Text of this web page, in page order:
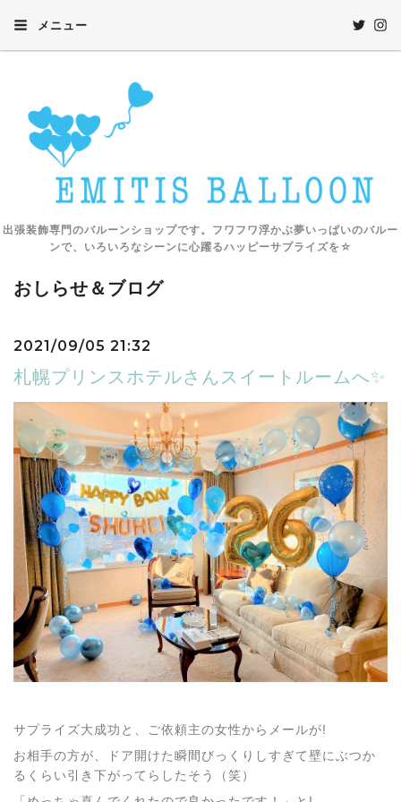
メニュー
出張装飾専門のバルーンショップです。フワフワ浮かぶ夢いっぱいのバルー
ンで、いろいろなシーンに心躍るハッピーサプライズを☆
おしらせ＆ブログ
2021/09/05 21:32
札幌プリンスホテルさんスイートルームへ✨
サプライズ大成功と、ご依頼主の女性からメールが!
お相手の方が、ドア開けた瞬間びっくりしすぎて壁にぶつか
るくらい引き下がってらしたそう（笑）